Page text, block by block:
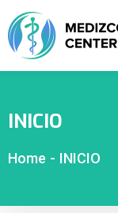
INICIO
Home - INICIO